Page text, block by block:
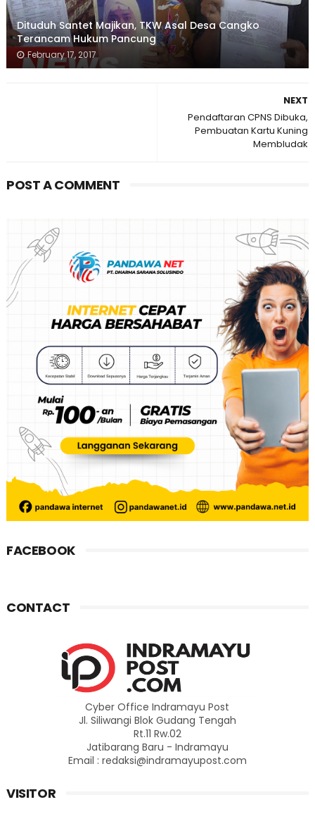
Dituduh Santet Majikan, TKW Asal Desa Cangko
Terancam Hukum Pancung
February 17, 2017
NEXT
Pendaftaran CPNS Dibuka,
Pembuatan Kartu Kuning
Membludak
POST A COMMENT
FACEBOOK
CONTACT
Cyber Office Indramayu Post
Jl. Siliwangi Blok Gudang Tengah
Rt.11 Rw.02
Jatibarang Baru - Indramayu
Email : redaksi@indramayupost.com
VISITOR